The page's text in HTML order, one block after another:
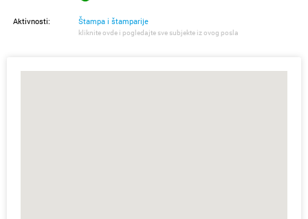
Aktivnosti: Štampa i štamparije
kliknite ovde i pogledajte sve subjekte iz ovog posla